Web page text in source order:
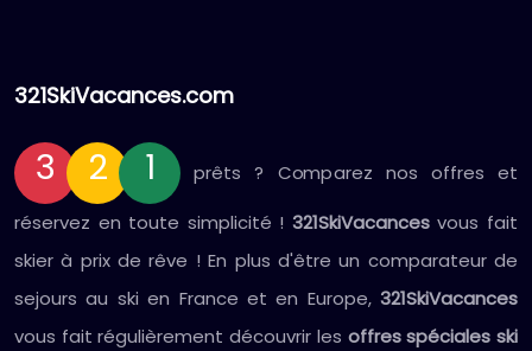
321SkiVacances.com
3 2 1
prêts ? Comparez nos offres et
réservez en toute simplicité ! 321SkiVacancesvous fait
skier à prix de rêve ! En plus d'être un comparateur de
sejours au ski en France et en Europe, 321SkiVacances
vous fait régulièrement découvrir les offres spéciales ski